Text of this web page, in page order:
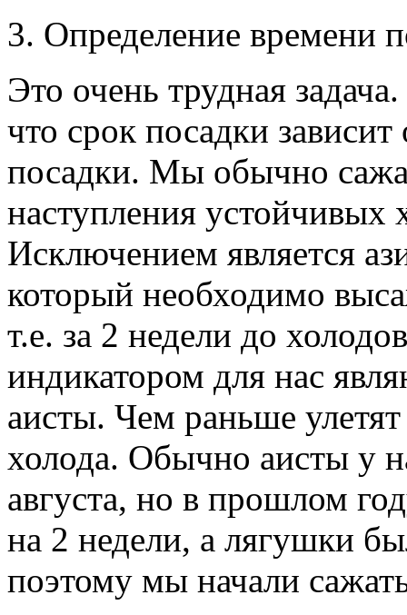
3. Определение времени
Это очень трудная
что срок посадки
посадки. Мы обычно
наступления устойчивых
Исключением является
который необходимо
т.е. за 2 недели до
индикатором для нас
аисты. Чем раньше
холода. Обычно аисты у
августа, но в прошлом
на 2 недели, а лягушки
поэтому мы начали